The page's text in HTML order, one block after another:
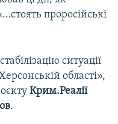
проросійські
ситуації
області»,
Крим.Реалії
.